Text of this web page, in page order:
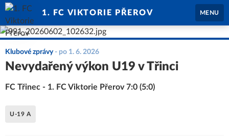
1. FC VIKTORIE PŘEROV MENU
Klubové zprávy- po 1. 6. 2026
Nevydařený výkon U19 v Třinci
FC Třinec - 1. FC Viktorie Přerov 7:0 (5:0)
U-19 A